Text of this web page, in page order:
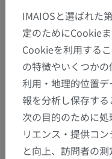
翻訳
間違いを発見しま
修正や翻訳、内容
ぞお知らせください
IMAIOSと選ばれた
定のためにCookie
Cookieを利用する
の特徴やいくつかの
利用・地理的位置
報を分析し保存す
次の目的のために
リエンス・提供コ
と向上、訪問者の